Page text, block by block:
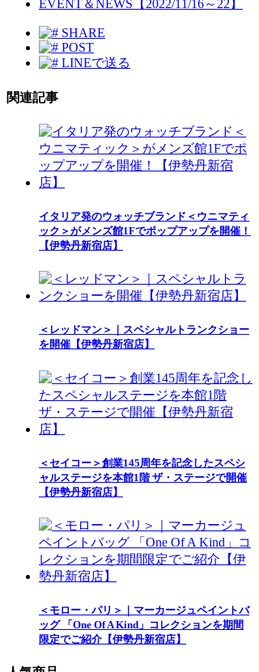
EVENT＆NEWS【2022/11/16～22】
SHARE
POST
LINEで送る
関連記事
イタリア発のウォッチブランド＜ウニマティ
ック＞がメンズ館1Fでポップアップを開催！
【伊勢丹新宿店】
＜レッドマン＞｜スペシャルトランクショー
を開催【伊勢丹新宿店】
＜セイコー＞創業145周年を記念したスペシ
ャルステージを本館1階 ザ・ステージで開催
【伊勢丹新宿店】
＜モロー・パリ＞｜マーカージュペイントバ
ッグ 「One Of A Kind」コレクションを期間
限定でご紹介【伊勢丹新宿店】